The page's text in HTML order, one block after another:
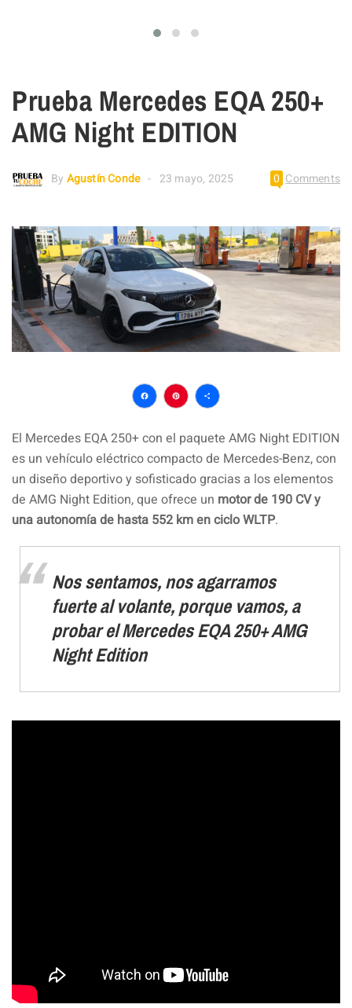
Prueba Mercedes EQA 250+
AMG Night EDITION
By Agustín Conde 23 mayo, 2025 0 Comments
Facebook
Pinterest
Compartir
El Mercedes EQA 250+ con el paquete AMG Night EDITION
es un vehículo eléctrico compacto de Mercedes-Benz, con
un diseño deportivo y sofisticado gracias a los elementos
de AMG Night Edition, que ofrece un motor de 190 CV y
una autonomía de hasta 552 km en ciclo WLTP.
Nos sentamos, nos agarramos
fuerte al volante, porque vamos, a
probar el Mercedes EQA 250+ AMG
Night Edition